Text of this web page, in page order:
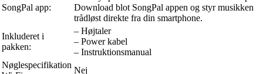
SongPal app:
Download blot SongPal appen og styr musikken
trådløst direkte fra din smartphone.
Inkluderet i
pakken:
– Højtaler
– Power kabel
– Instruktionsmanual
Nøglespecifikation
Nej